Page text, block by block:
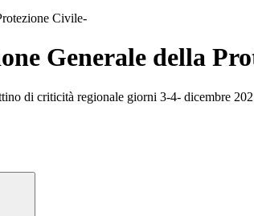
Civile-
Generale della
di criticità regionale giorni 3-4- dicembre